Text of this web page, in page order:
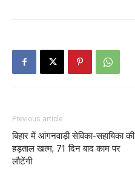
Previous article
बिहार में आंगनवाड़ी सेविका-सहायिका की
हड़ताल खत्म, 71 दिन बाद काम पर
लौटेंगी